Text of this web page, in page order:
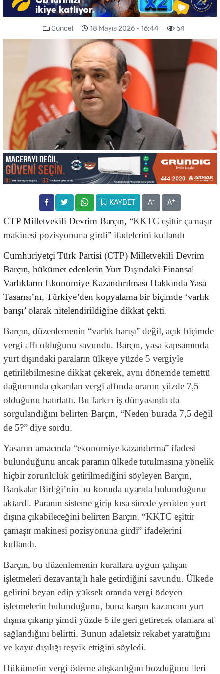
Güncel 18 Mayıs 2026 - 16:44 54
KAYDET A- A+
CTP Milletvekili Devrim Barçın, “KKTC eşittir çamaşır
makinesi pozisyonuna girdi” ifadelerini kullandı
Cumhuriyetçi Türk Partisi (CTP) Milletvekili Devrim
Barçın, hükümet edenlerin Yurt Dışındaki Finansal
Varlıkların Ekonomiye Kazandırılması Hakkında Yasa
Tasarısı’nı, Türkiye’den kopyalama bir biçimde ‘varlık
barışı’ olarak nitelendirildiğine dikkat çekti.
Barçın, düzenlemenin “varlık barışı” değil, açık biçimde
vergi affı olduğunu savundu. Barçın, yasa kapsamında
yurt dışındaki paraların ülkeye yüzde 5 vergiyle
getirilebilmesine dikkat çekerek, aynı dönemde temettü
dağıtımında çıkarılan vergi affında oranın yüzde 7,5
olduğunu hatırlattı. Bu farkın iş dünyasında da
sorgulandığını belirten Barçın, “Neden burada 7,5 değil
de 5?” diye sordu.
Yasanın amacında “ekonomiye kazandırma” ifadesi
bulunduğunu ancak paranın ülkede tutulmasına yönelik
hiçbir zorunluluk getirilmediğini söyleyen Barçın,
Bankalar Birliği’nin bu konuda uyarıda bulunduğunu
aktardı. Paranın sisteme girip kısa sürede yeniden yurt
dışına çıkabileceğini belirten Barçın, “KKTC eşittir
çamaşır makinesi pozisyonuna girdi” ifadelerini
kullandı.
Barçın, bu düzenlemenin kurallara uygun çalışan
işletmeleri dezavantajlı hale getirdiğini savundu. Ülkede
gelirini beyan edip yüksek oranda vergi ödeyen
işletmelerin bulunduğunu, buna karşın kazancını yurt
dışına çıkarıp şimdi yüzde 5 ile geri getirecek olanlara af
sağlandığını belirtti. Bunun adaletsiz rekabet yarattığını
ve kayıt dışılığı teşvik ettiğini söyledi.
Hükümetin vergi ödeme alışkanlığını bozduğunu ileri